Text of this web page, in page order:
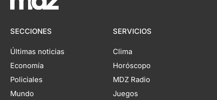
SECCIONES
Últimas noticias
Economía
Policiales
Mundo
SERVICIOS
Clima
Horóscopo
MDZ Radio
Juegos